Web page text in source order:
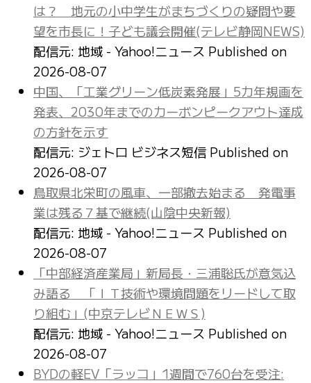
は？ 地元の小中学生がまちづくりの疑問や要
望を市長に！子ども議会開催(テレビ静岡NEWS)
配信元: 地域 - Yahoo!ニュース Published on
2026-08-07
中国、「工業グリーン低炭素発展」5カ年規画を
発表、2030年までのカーボンピークアウト達成
の方針を示す
配信元: ジェトロ ビジネス短信 Published on
2026-08-07
鳥取県北栄町の風車、一部撤去始まる 発電事
業は残る７基で継続(山陰中央新報)
配信元: 地域 - Yahoo!ニュース Published on
2026-08-07
「中部経済産業局」新局長・三浦聡氏が意気込
み語る 「ＩＴ技術や環境問題をリードして取
り組む」(中京テレビＮＥＷＳ)
配信元: 地域 - Yahoo!ニュース Published on
2026-08-07
BYDの軽EV「ラッコ」1週間で760台を受注: